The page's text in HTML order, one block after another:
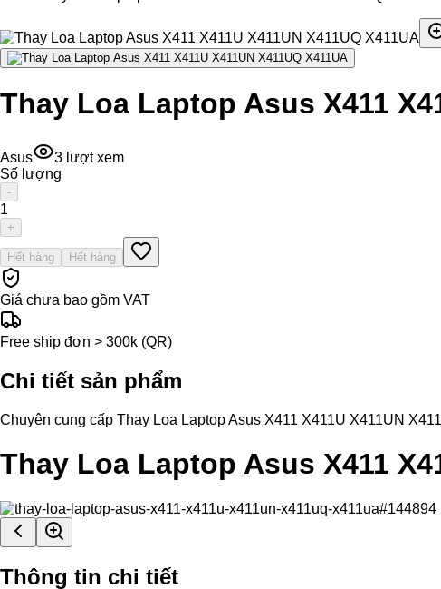
Thay Loa Laptop Asus X411
Asus 3 lượt xem
Số lượng
-
1
+
Hết hàng Hết hàng
Giá chưa bao gồm VAT
Free ship đơn > 300k (QR)
Chi tiết sản phẩm
Chuyên cung cấp Thay Loa Laptop Asus X411 X411U X411UN
Thay Loa Laptop Asus X411
Thông tin chi tiết